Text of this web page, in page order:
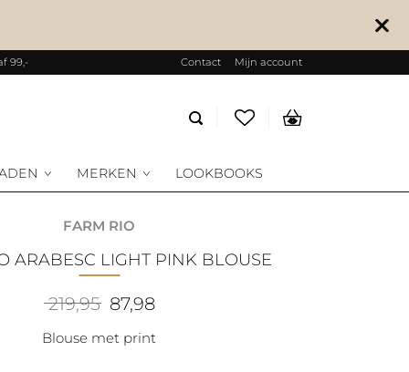
99,- Contact Mijn account
Producten
zoeken
MERKEN LOOKBOOKS
FARM RIO
ARABESC LIGHT PINK BLOUSE
219,95 Oorspronkelijke
prijs
was:
87,98Huidige
is:
Blouse met print